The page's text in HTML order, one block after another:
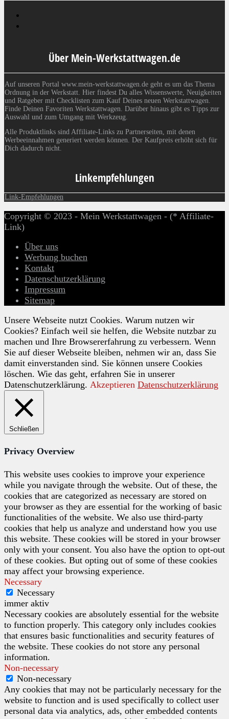
Über Mein-Werkstattwagen.de
Auf unseren Portal www.mein-werkstattwagen.de geht es um das Thema
Ordnung in der Werkstatt. Hier findest Du alles Wissenswerte, Neuigkeiten
und Ratgeber mit Checklisten zum Kauf Deines neuen Werkstattwagen.
Finde Deinen Favoriten Werkstattwagen. Darüber hinaus gibt es Tipps zur
Auswahl und zum Umgang mit Werkzeug.
Alle Produktlinks sind Affiliate-Links zu Partnerseiten, mit denen
Werbeeinnahmen generiert werden können. Der Kaufpreis erhöht sich für
Dich dadurch nicht.
Linkempfehlungen
Link-Empfehlungen
Copyright © 2023 - Mein Werkstattwagen - (* Affiliate-
Link)
Über uns
Werbung buchen
Kontakt
Datenschutzerklärung
Impressum
Sitemap
Unsere Webseite nutzt Cookies. Warum nutzen wir
Cookies? Einfach weil sie helfen, die Website nutzbar zu
machen und Ihre Browsererfahrung zu verbessern. Wenn
Sie auf dieser Webseite bleiben, nehmen wir an, dass Sie
damit einverstanden sind. Sie können unsere Cookies
löschen. Wie das geht, erfahren Sie in unserer
Datenschutzerklärung. Akzeptieren Datenschutzerklärung
Schließen
Privacy Overview
This website uses cookies to improve your experience
while you navigate through the website. Out of these, the
cookies that are categorized as necessary are stored on
your browser as they are essential for the working of basic
functionalities of the website. We also use third-party
cookies that help us analyze and understand how you use
this website. These cookies will be stored in your browser
only with your consent. You also have the option to opt-out
of these cookies. But opting out of some of these cookies
may affect your browsing experience.
Necessary
Necessary
immer aktiv
Necessary cookies are absolutely essential for the website
to function properly. This category only includes cookies
that ensures basic functionalities and security features of
the website. These cookies do not store any personal
information.
Non-necessary
Non-necessary
Any cookies that may not be particularly necessary for the
website to function and is used specifically to collect user
personal data via analytics, ads, other embedded contents